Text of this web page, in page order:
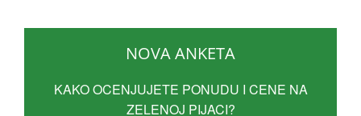
NOVA ANKETA
KAKO OCENJUJETE PONUDU I CENE NA
ZELENOJ PIJACI?